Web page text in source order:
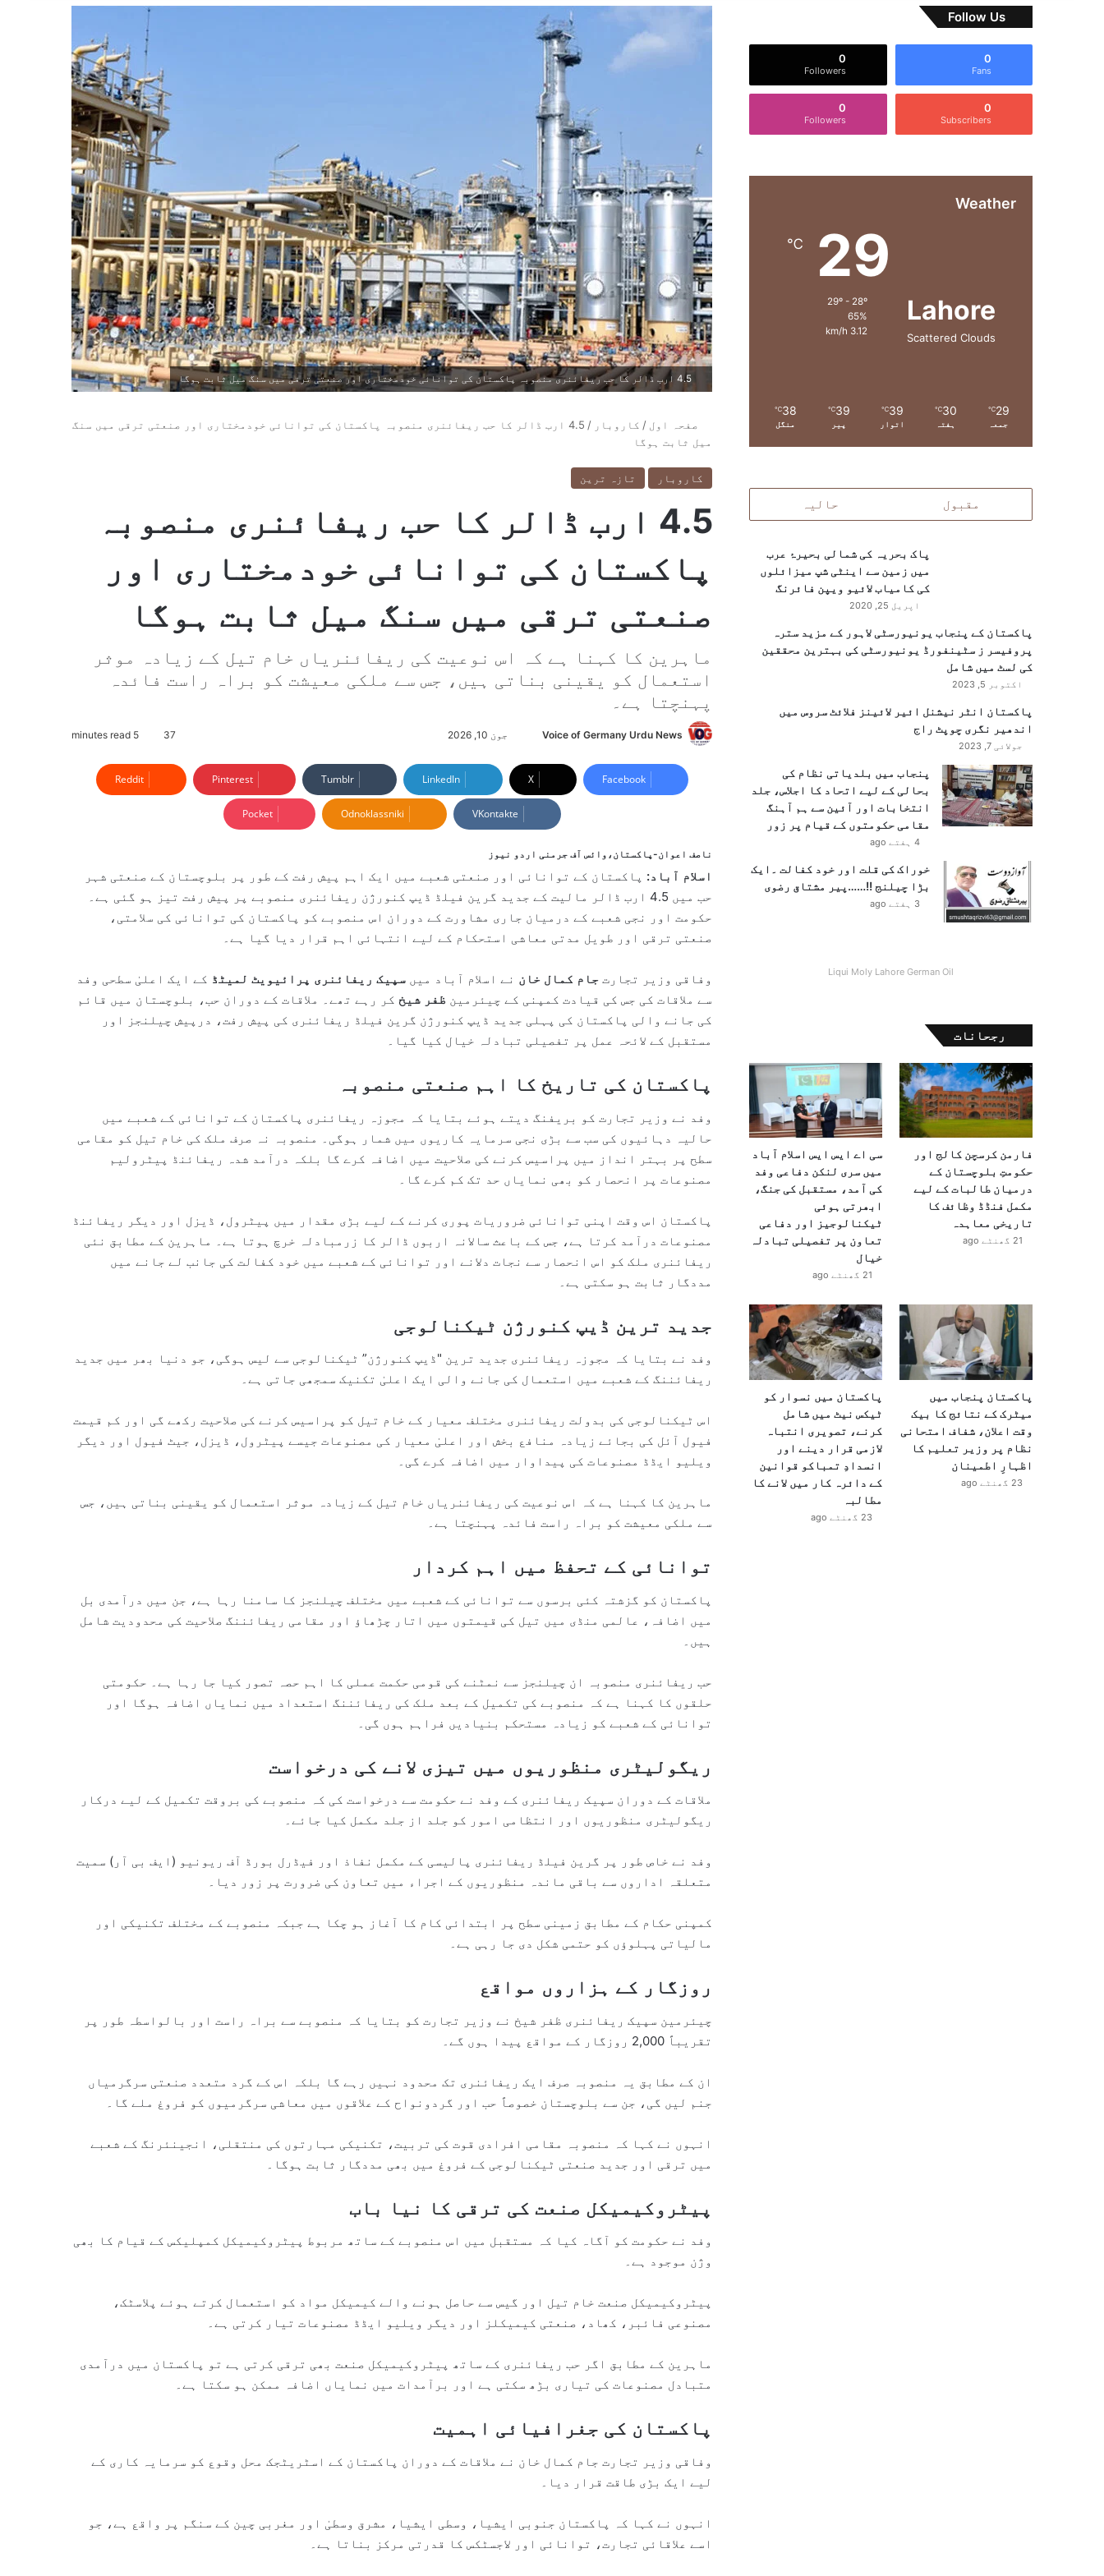
صفحہ اول / کاروبار /
4.5 ارب ڈالر کا حب ریفائنری منصوبہ پاکستان کی توانائی خودمختاری اور صنعتی ترقی میں سنگ
میل ثابت ہوگا
کاروبار تازہ ترین
4.5 ارب ڈالر کا حب ریفائنری منصوبہ
پاکستان کی توانائی خودمختاری اور
صنعتی ترقی میں سنگ میل ثابت ہوگا
ماہرین کا کہنا ہے کہ اس نوعیت کی ریفائنریاں خام تیل کے زیادہ موثر
استعمال کو یقینی بناتی ہیں، جس سے ملکی معیشت کو براہ راست فائدہ
پہنچتا ہے۔
Voice of Germany Urdu News
n
d
n
e
m
l
جون 10, 2026 37
Facebook
X
LinkedIn
Tumblr
Pinterest
Reddit
VKontakte
Odnoklassniki
Pocket
ناصف اعوان-پاکستان،وائس آف جرمنی اردو نیوز
اسلام آباد: پاکستان کے توانائی اور صنعتی شعبے میں ایک اہم پیش رفت کے طور پر بلوچستان کے صنعتی شہر
حب میں 4.5 ارب ڈالر مالیت کے جدید گرین فیلڈ ڈیپ کنورژن ریفائنری منصوبے پر پیش رفت تیز ہو گئی ہے۔
حکومت اور نجی شعبے کے درمیان جاری مشاورت کے دوران اس منصوبے کو پاکستان کی توانائی کی سلامتی،
صنعتی ترقی اور طویل مدتی معاشی استحکام کے لیے انتہائی اہم قرار دیا گیا ہے۔
وفاقی وزیر تجارت جام کمال خان نے اسلام آباد میں سپیک ریفائنری پرائیویٹ لمیٹڈ کے ایک اعلیٰ سطحی وفد
سے ملاقات کی جس کی قیادت کمپنی کے چیئرمین ظفر شیخ کر رہے تھے۔ ملاقات کے دوران حب، بلوچستان میں قائم
کی جانے والی پاکستان کی پہلی جدید ڈیپ کنورژن گرین فیلڈ ریفائنری کی پیش رفت، درپیش چیلنجز اور
مستقبل کے لائحہ عمل پر تفصیلی تبادلہ خیال کیا گیا۔
پاکستان کی تاریخ کا اہم صنعتی منصوبہ
وفد نے وزیر تجارت کو بریفنگ دیتے ہوئے بتایا کہ مجوزہ ریفائنری پاکستان کے توانائی کے شعبے میں
حالیہ دہائیوں کی سب سے بڑی نجی سرمایہ کاریوں میں شمار ہوگی۔ منصوبہ نہ صرف ملک کی خام تیل کو مقامی
سطح پر بہتر انداز میں پراسیس کرنے کی صلاحیت میں اضافہ کرے گا بلکہ درآمد شدہ ریفائنڈ پیٹرولیم
مصنوعات پر انحصار کو بھی نمایاں حد تک کم کرے گا۔
پاکستان اس وقت اپنی توانائی ضروریات پوری کرنے کے لیے بڑی مقدار میں پیٹرول، ڈیزل اور دیگر ریفائنڈ
مصنوعات درآمد کرتا ہے، جس کے باعث سالانہ اربوں ڈالر کا زرمبادلہ خرچ ہوتا ہے۔ ماہرین کے مطابق نئی
ریفائنری ملک کو اس انحصار سے نجات دلانے اور توانائی کے شعبے میں خود کفالت کی جانب لے جانے میں
مددگار ثابت ہو سکتی ہے۔
جدید ترین ڈیپ کنورژن ٹیکنالوجی
وفد نے بتایا کہ مجوزہ ریفائنری جدید ترین "ڈیپ کنورژن” ٹیکنالوجی سے لیس ہوگی، جو دنیا بھر میں جدید
ریفائننگ کے شعبے میں استعمال کی جانے والی ایک اعلیٰ تکنیک سمجھی جاتی ہے۔
اس ٹیکنالوجی کی بدولت ریفائنری مختلف معیار کے خام تیل کو پراسیس کرنے کی صلاحیت رکھے گی اور کم قیمت
فیول آئل کی بجائے زیادہ منافع بخش اور اعلیٰ معیار کی مصنوعات جیسے پیٹرول، ڈیزل، جیٹ فیول اور دیگر
ویلیو ایڈڈ مصنوعات کی پیداوار میں اضافہ کرے گی۔
ماہرین کا کہنا ہے کہ اس نوعیت کی ریفائنریاں خام تیل کے زیادہ موثر استعمال کو یقینی بناتی ہیں، جس
سے ملکی معیشت کو براہ راست فائدہ پہنچتا ہے۔
توانائی کے تحفظ میں اہم کردار
پاکستان کو گزشتہ کئی برسوں سے توانائی کے شعبے میں مختلف چیلنجز کا سامنا رہا ہے، جن میں درآمدی بل
میں اضافہ، عالمی منڈی میں تیل کی قیمتوں میں اتار چڑھاؤ اور مقامی ریفائننگ صلاحیت کی محدودیت شامل
ہیں۔
حب ریفائنری منصوبہ ان چیلنجز سے نمٹنے کی قومی حکمت عملی کا اہم حصہ تصور کیا جا رہا ہے۔ حکومتی
حلقوں کا کہنا ہے کہ منصوبے کی تکمیل کے بعد ملک کی ریفائننگ استعداد میں نمایاں اضافہ ہوگا اور
توانائی کے شعبے کو زیادہ مستحکم بنیادیں فراہم ہوں گی۔
ریگولیٹری منظوریوں میں تیزی لانے کی درخواست
ملاقات کے دوران سپیک ریفائنری کے وفد نے حکومت سے درخواست کی کہ منصوبے کی بروقت تکمیل کے لیے درکار
ریگولیٹری منظوریوں اور انتظامی امور کو جلد از جلد مکمل کیا جائے۔
وفد نے خاص طور پر گرین فیلڈ ریفائنری پالیسی کے مکمل نفاذ اور فیڈرل بورڈ آف ریونیو (ایف بی آر) سمیت
متعلقہ اداروں سے باقی ماندہ منظوریوں کے اجراء میں تعاون کی ضرورت پر زور دیا۔
کمپنی حکام کے مطابق زمینی سطح پر ابتدائی کام کا آغاز ہو چکا ہے جبکہ منصوبے کے مختلف تکنیکی اور
مالیاتی پہلوؤں کو حتمی شکل دی جا رہی ہے۔
روزگار کے ہزاروں مواقع
چیئرمین سپیک ریفائنری ظفر شیخ نے وزیر تجارت کو بتایا کہ منصوبے سے براہ راست اور بالواسطہ طور پر
تقریباً 2,000 روزگار کے مواقع پیدا ہوں گے۔
ان کے مطابق یہ منصوبہ صرف ایک ریفائنری تک محدود نہیں رہے گا بلکہ اس کے گرد متعدد صنعتی سرگرمیاں
جنم لیں گی، جن سے بلوچستان خصوصاً حب اور گردونواح کے علاقوں میں معاشی سرگرمیوں کو فروغ ملے گا۔
انہوں نے کہا کہ منصوبہ مقامی افرادی قوت کی تربیت، تکنیکی مہارتوں کی منتقلی، انجینئرنگ کے شعبے
میں ترقی اور جدید صنعتی ٹیکنالوجی کے فروغ میں بھی مددگار ثابت ہوگا۔
پیٹروکیمیکل صنعت کی ترقی کا نیا باب
وفد نے حکومت کو آگاہ کیا کہ مستقبل میں اس منصوبے کے ساتھ مربوط پیٹروکیمیکل کمپلیکس کے قیام کا بھی
وژن موجود ہے۔
پیٹروکیمیکل صنعت خام تیل اور گیس سے حاصل ہونے والے کیمیکل مواد کو استعمال کرتے ہوئے پلاسٹک،
مصنوعی فائبر، کھاد، صنعتی کیمیکلز اور دیگر ویلیو ایڈڈ مصنوعات تیار کرتی ہے۔
ماہرین کے مطابق اگر حب ریفائنری کے ساتھ پیٹروکیمیکل صنعت بھی ترقی کرتی ہے تو پاکستان میں درآمدی
متبادل مصنوعات کی تیاری بڑھ سکتی ہے اور برآمدات میں نمایاں اضافہ ممکن ہو سکتا ہے۔
پاکستان کی جغرافیائی اہمیت
وفاقی وزیر تجارت جام کمال خان نے ملاقات کے دوران پاکستان کے اسٹریٹجک محل وقوع کو سرمایہ کاری کے
لیے ایک بڑی طاقت قرار دیا۔
انہوں نے کہا کہ پاکستان جنوبی ایشیا، وسطی ایشیا، مشرق وسطیٰ اور مغربی چین کے سنگم پر واقع ہے، جو
اسے علاقائی تجارت، توانائی اور لاجسٹکس کا قدرتی مرکز بناتا ہے۔
Follow Us
0
Fans
0
Followers
0
Subscribers
0
Followers
Weather
Lahore
Scattered Clouds
29
℃
29º - 28º
65%
3.12 km/h
29
℃
جمعہ
30
℃
ہفتہ
39
℃
اتوار
39
℃
پیر
38
℃
منگل
مقبول حالیہ
پاک بحریہ کی شمالی بحیرۂ عرب
میں زمین سے اینٹی شپ میزائلوں
کی کامیاب لائیو ویپن فائرنگ
اپریل 25, 2020
پاکستان کے پنجاب یونیورسٹی لاہور کے مزید سترہ
پروفیسر ز سٹینفورڈ یونیورسٹی کی بہترین محققین
کی لسٹ میں شامل
اکتوبر 5, 2023
پاکستان انٹر نیشنل ائیر لائینز فلائٹ سروس میں
اندھیر نگری چوپٹ راج
جولائی 7, 2023
پنجاب میں بلدیاتی نظام کی
بحالی کے لیے اتحاد کا اجلاس، جلد
انتخابات اور آئین سے ہم آہنگ
مقامی حکومتوں کے قیام پر زور
4 ہفتے ago
خوراک کی قلت اور خود کفالت ۔ایک
بڑا چیلنج !!……پیر مشتاق رضوی
3 ہفتے ago
Liqui Moly Lahore German Oil
رجحانات
فارمن کرسچن کالج اور
حکومتِ بلوچستان کے
درمیان طالبات کے لیے
مکمل فنڈڈ وظائف کا
تاریخی معاہدہ
21 گھنٹے ago
سی اے ایس ایس اسلام آباد
میں سری لنکن دفاعی وفد
کی آمد، مستقبل کی جنگ،
ابھرتی ہوئی
ٹیکنالوجیز اور دفاعی
تعاون پر تفصیلی تبادلہ
خیال
21 گھنٹے ago
پاکستان پنجاب میں
میٹرک کے نتائج کا بیک
وقت اعلان، شفاف امتحانی
نظام پر وزیر تعلیم کا
اظہارِ اطمینان
23 گھنٹے ago
پاکستان میں نسوار کو
ٹیکس نیٹ میں شامل
کرنے، تصویری انتباہ
لازمی قرار دینے اور
انسدادِ تمباکو قوانین
کے دائرہ کار میں لانے کا
مطالبہ
23 گھنٹے ago